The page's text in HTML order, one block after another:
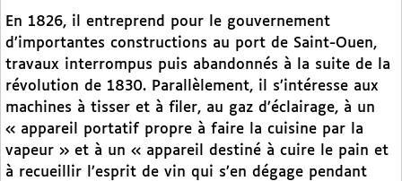
En 1826, il entreprend pour le gouvernement
d’importantes constructions au port de Saint-Ouen,
travaux interrompus puis abandonnés à la suite de la
révolution de 1830. Parallèlement, il s’intéresse aux
machines à tisser et à filer, au gaz d’éclairage, à un
« appareil portatif propre à faire la cuisine par la
vapeur » et à un « appareil destiné à cuire le pain et
à recueillir l’esprit de vin qui s’en dégage pendant